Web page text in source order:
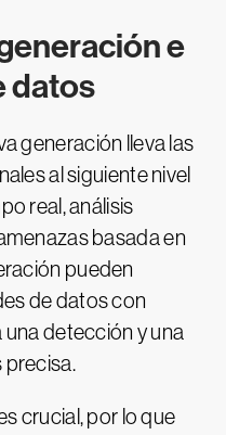
e
datos
generación lleva las
al siguiente nivel
real, análisis
basada en
pueden
de datos con
detección y una
precisa.
crucial, por lo que